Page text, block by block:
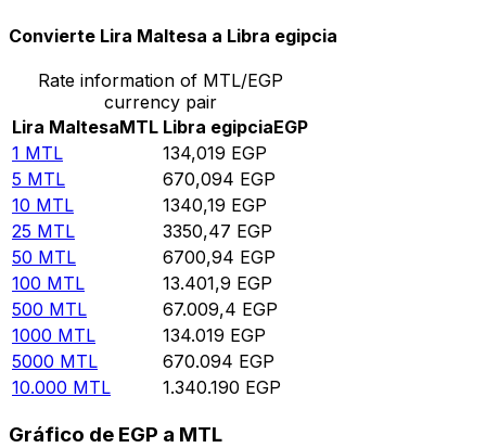
Convierte Lira Maltesa a Libra egipcia
Rate information of MTL/EGP
currency pair
Lira MaltesaMTL Libra egipciaEGP
1 MTL 134,019 EGP
5 MTL 670,094 EGP
10 MTL 1340,19 EGP
25 MTL 3350,47 EGP
50 MTL 6700,94 EGP
100 MTL 13.401,9 EGP
500 MTL 67.009,4 EGP
1000 MTL 134.019 EGP
5000 MTL 670.094 EGP
10.000 MTL 1.340.190 EGP
Gráfico de EGP a MTL